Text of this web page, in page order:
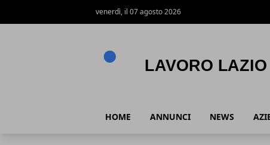
venerdì, il 07 agosto 2026
HOME ANNUNCI NEWS